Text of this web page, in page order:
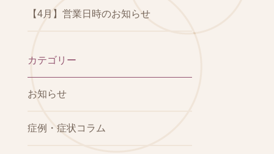
【4月】営業日時のお知らせ
カテゴリー
お知らせ
症例・症状コラム